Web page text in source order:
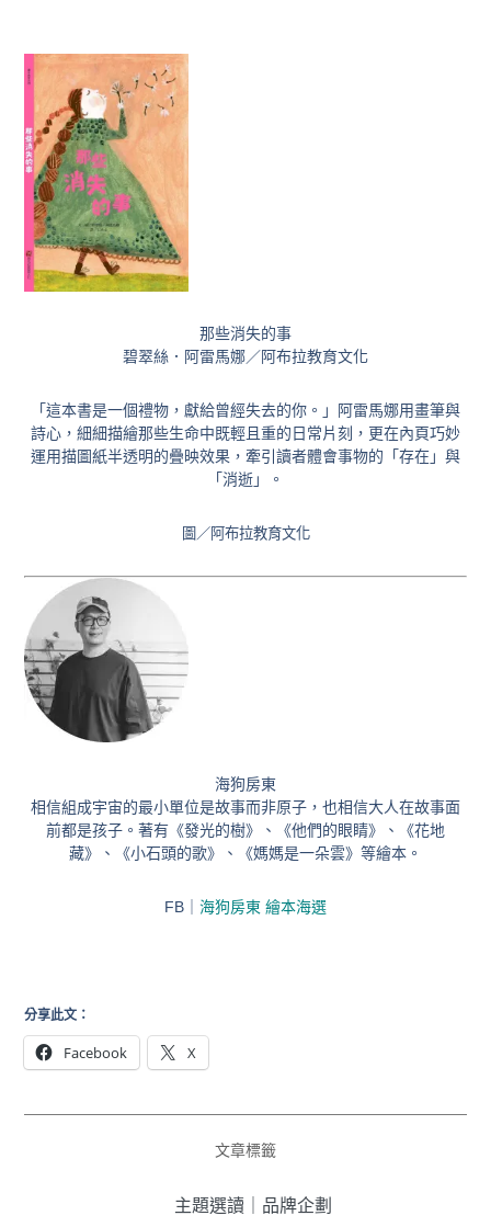
那些消失的事
碧翠絲．阿雷馬娜／阿布拉教育文化
「這本書是一個禮物，獻給曾經失去的你。」阿雷馬娜用畫筆與
詩心，細細描繪那些生命中既輕且重的日常片刻，更在內頁巧妙
運用描圖紙半透明的疊映效果，牽引讀者體會事物的「存在」與
「消逝」。
圖／阿布拉教育文化
海狗房東
相信組成宇宙的最小單位是故事而非原子，也相信大人在故事面
前都是孩子。著有《發光的樹》、《他們的眼睛》、《花地
藏》、《小石頭的歌》、《媽媽是一朵雲》等繪本。
FB｜ 海狗房東 繪本海選
分享此文：
Facebook X
文章標籤
主題選讀 品牌企劃